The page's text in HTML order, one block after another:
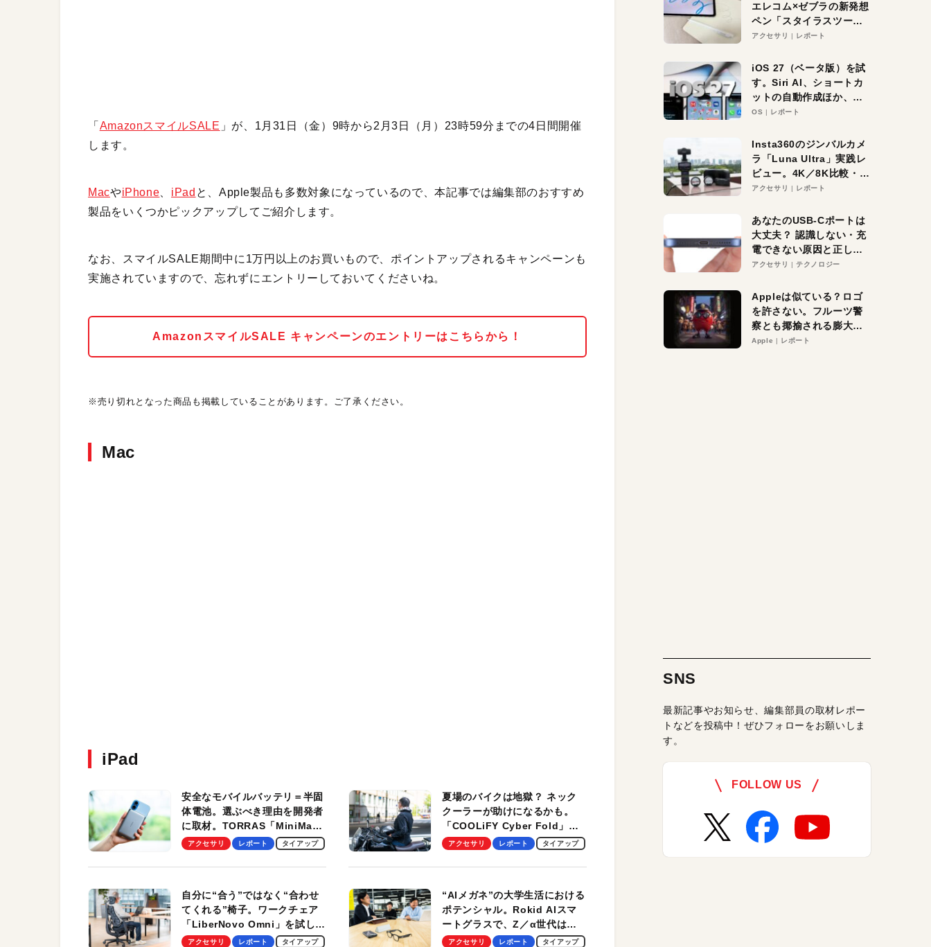
「 AmazonスマイルSALE 」が、1月31日（金）9時から2月3日（月）23時59分までの4日間開催
します。
MacやiPhone iPad と、Apple製品も多数対象になっているので、本記事では編集部のおすすめ
製品をいくつかピックアップしてご紹介します。
なお、スマイルSALE期間中に1万円以上のお買いもので、ポイントアップされるキャンペーンも
実施されていますので、忘れずにエントリーしておいてくださいね。
AmazonスマイルSALE キャンペーンのエントリーはこちらから！
※売り切れとなった商品も掲載していることがあります。ご了承ください。
Mac
iPad
安全なモバイルバッテリ＝半固
体電池。選ぶべき理由を開発者
に取材。TORRAS「MiniMag
Pro」の実機レビューも
アクセサリ レポート タイアップ
夏場のバイクは地獄？ ネック
クーラーが助けになるかも。
「COOLiFY Cyber Fold」レ
ビュー。冷却の速さ、密着する
性がグッド！
アクセサリ レポート タイアップ
自分に“合う”ではなく“合わせ
てくれる”椅子。ワークチェア
「LiberNovo Omni」を試して
わかったその魅力。まさかのス
アクセサリ レポート タイアップ
“AIメガネ”の大学生活における
ポテンシャル。Rokid AIスマ
ートグラスで、Z／α世代は何
を見る？ 現役学生起業家、そ
アクセサリ レポート タイアップ
エレコム×ゼブラの新発想
ペン「スタイラスツーウ
ェイ」レビュー。持ち替
アクセサリ レポート
iOS 27（ベータ版）を試
す。Siri AI、ショートカ
ットの自動作成ほか、期
待大の便利機能5選。
る未来はすぐそこ！
OS レポート
Insta360のジンバルカメ
ラ「Luna Ultra」実践レ
ビュー。4K／8K比較・ズ
ーム・夜間撮影をチェッ
アクセサリ レポート
あなたのUSB-Cポートは
大丈夫？ 認識しない・充
電できない原因と正しい
対策
アクセサリ テクノロジー
Appleは似ている？ロゴ
を許さない。フルーツ警
察とも揶揄される膨大な
異議申し立て。対象は非
Apple レポート
SNS
最新記事やお知らせ、編集部員の取材レポー
トなどを投稿中！ぜひフォローをお願いしま
す。
FOLLOW US